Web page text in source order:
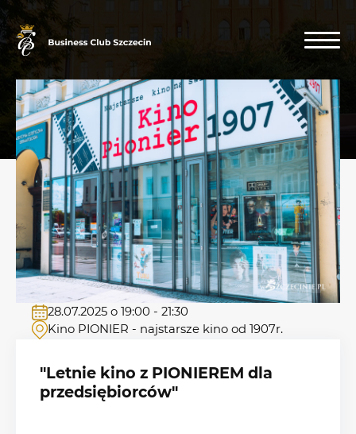
28.07.2025 o 19:00 - 21:30
Kino PIONIER - najstarsze kino od 1907r.
"Letnie kino z PIONIEREM dla
przedsiębiorców"